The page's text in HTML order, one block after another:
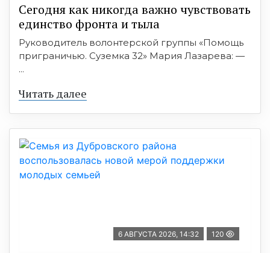
Сегодня как никогда важно чувствовать
единство фронта и тыла
Руководитель волонтерской группы «Помощь
приграничью. Суземка 32» Мария Лазарева: —
...
Читать далее
6 АВГУСТА 2026, 14:32 120